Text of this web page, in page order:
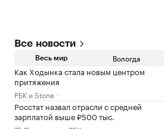
Все новости
Весь мир Вологда
Как Ходынка стала новым центром
притяжения
РБК и Stone
Росстат назвал отрасли с средней
зарплатой выше ₽500 тыс.